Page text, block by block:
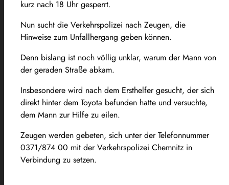
kurz nach 18 Uhr gesperrt.
Nun sucht die Verkehrspolizei nach Zeugen, die
Hinweise zum Unfallhergang geben können.
Denn bislang ist noch völlig unklar, warum der Mann von
der geraden Straße abkam.
Insbesondere wird nach dem Ersthelfer gesucht, der sich
direkt hinter dem Toyota befunden hatte und versuchte,
dem Mann zur Hilfe zu eilen.
Zeugen werden gebeten, sich unter der Telefonnummer
0371/874 00 mit der Verkehrspolizei Chemnitz in
Verbindung zu setzen.